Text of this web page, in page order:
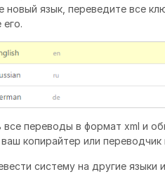
новый язык, переведите все
переводы в формат xml и
копирайтер или
систему на другие